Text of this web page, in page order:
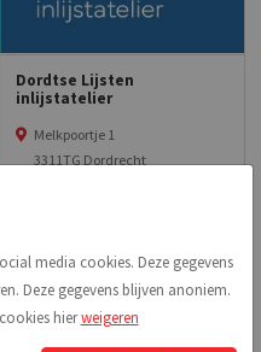
Dordtse Lijsten
inlijstatelier
Melkpoortje 1
3311TG Dordrecht
media cookies. Deze gegevens
Deze gegevens blijven anoniem.
hierweigeren